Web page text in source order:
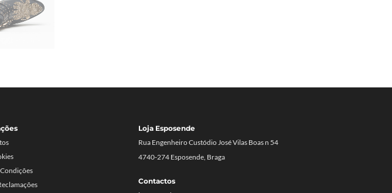
Loja Esposende
Rua Engenheiro Custódio José Vilas Boas n 54
4740-274 Esposende, Braga
Contactos